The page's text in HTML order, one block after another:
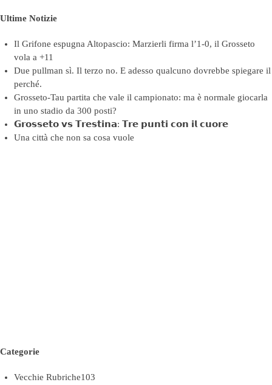
Ultime Notizie
Il Grifone espugna Altopascio: Marzierli firma l’1-0, il Grosseto
vola a +11
Due pullman sì. Il terzo no. E adesso qualcuno dovrebbe spiegare il
perché.
Grosseto-Tau partita che vale il campionato: ma è normale giocarla
in uno stadio da 300 posti?
𝗚𝗿𝗼𝘀𝘀𝗲𝘁𝗼 𝘃𝘀 𝗧𝗿𝗲𝘀𝘁𝗶𝗻𝗮: 𝗧𝗿𝗲 𝗽𝘂𝗻𝘁𝗶 𝗰𝗼𝗻 𝗶𝗹 𝗰𝘂𝗼𝗿𝗲
Una città che non sa cosa vuole
Categorie
Vecchie Rubriche103